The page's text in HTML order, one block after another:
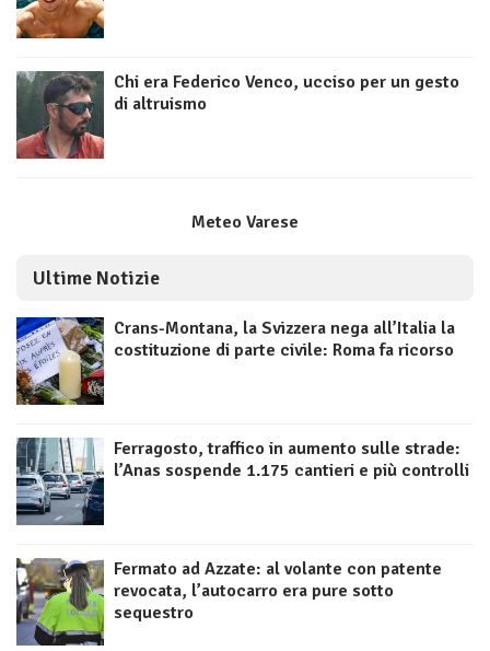
Chi era Federico Venco, ucciso per un gesto
di altruismo
Meteo Varese
Ultime Notizie
Crans-Montana, la Svizzera nega all’Italia la
costituzione di parte civile: Roma fa ricorso
Ferragosto, traffico in aumento sulle strade:
l’Anas sospende 1.175 cantieri e più controlli
Fermato ad Azzate: al volante con patente
revocata, l’autocarro era pure sotto
sequestro